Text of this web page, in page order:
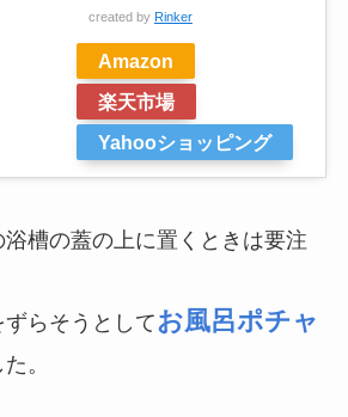
created by Rinker
Amazon
楽天市場
Yahooショッピング
槽の蓋の上に置くときは要注
らそうとしてお風呂ポチャ
。